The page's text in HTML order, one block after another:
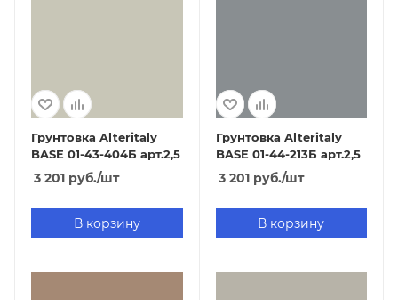
Грунтовка Alteritaly
BASE 01-43-404Б арт.2,5
3 201 руб./шт
В корзину
Грунтовка Alteritaly
BASE 01-44-213Б арт.2,5
3 201руб./шт
В корзину